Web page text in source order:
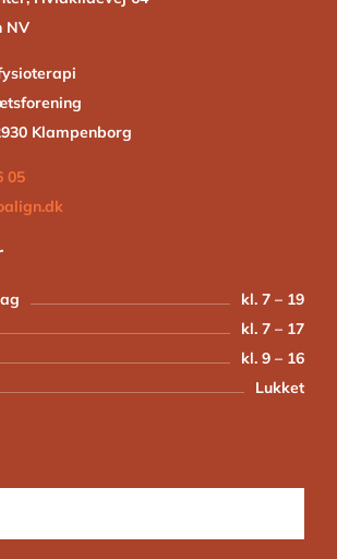
NV
Klampenborg
05
kl. 7 – 19
kl. 7 – 17
kl. 9 – 16
Lukket